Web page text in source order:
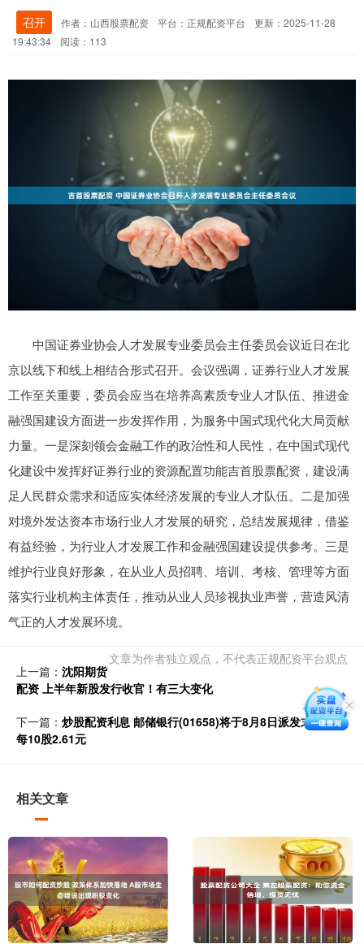
召开 作者：山西股票配资 平台：正规配资平台
更新：2025-11-28
19:43:34
阅读：113
中国证券业协会人才发展专业委员会主任委员会议近日在北
京以线下和线上相结合形式召开。会议强调，证券行业人才发展
工作至关重要，委员会应当在培养高素质专业人才队伍、推进金
融强国建设方面进一步发挥作用，为服务中国式现代化大局贡献
力量。一是深刻领会金融工作的政治性和人民性，在中国式现代
化建设中发挥好证券行业的资源配置功能吉首股票配资，建设满
足人民群众需求和适应实体经济发展的专业人才队伍。二是加强
对境外发达资本市场行业人才发展的研究，总结发展规律，借鉴
有益经验，为行业人才发展工作和金融强国建设提供参考。三是
维护行业良好形象，在从业人员招聘、培训、考核、管理等方面
落实行业机构主体责任，推动从业人员珍视执业声誉，营造风清
气正的人才发展环境。
文章为作者独立观点，不代表正规配资平台观点
上一篇： 沈阳期货
配资 上半年新股发行收官！有三大变化
下一篇： 炒股配资利息 邮储银行(01658)将于8月8日派发末期股息
每10股2.61元
相关文章